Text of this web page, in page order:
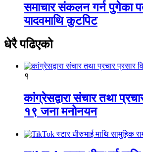
समाचार संकलन गर्न पुगेका
यादवमाथि कुटपिट
धेरै पढिएको
१
कांग्रेसद्वारा संचार तथा
१९ जना मनोनयन